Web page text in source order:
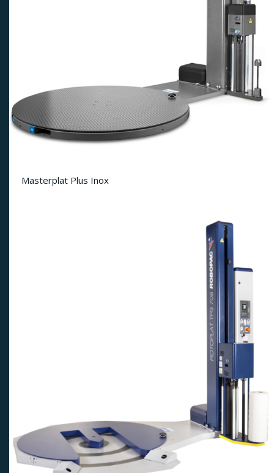
Masterplat Plus Inox